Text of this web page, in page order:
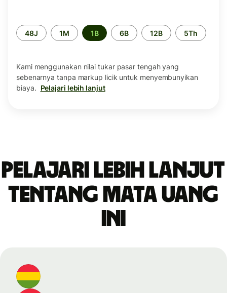
Periode
waktu
48J 1M 1B 6B 12B 5Th
Kami menggunakan nilai tukar pasar tengah yang
sebenarnya tanpa markup licik untuk menyembunyikan
biaya. Pelajari lebih lanjut
Pelajari lebih lanjut
tentang mata uang
ini